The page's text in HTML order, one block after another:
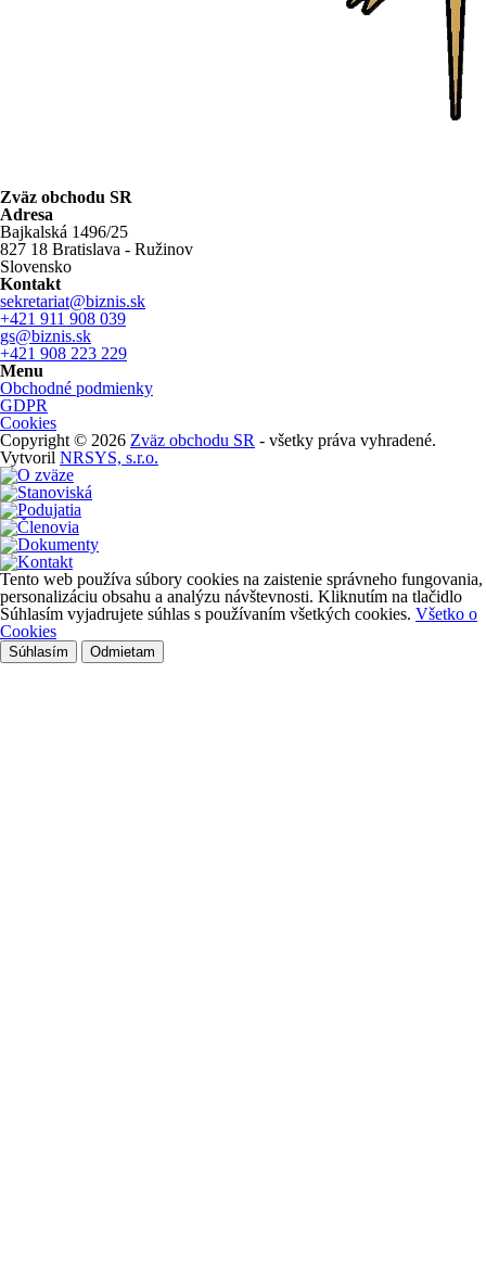
Zväz obchodu SR
Adresa
Bajkalská 1496/25
827 18 Bratislava - Ružinov
Slovensko
Kontakt
sekretariat@biznis.sk
+421 911 908 039
gs@biznis.sk
+421 908 223 229
Menu
Obchodné podmienky
GDPR
Cookies
Copyright © 2026 Zväz obchodu SR - všetky práva vyhradené.
Vytvoril NRSYS, s.r.o.
Tento web používa súbory cookies na zaistenie správneho fungovania,
personalizáciu obsahu a analýzu návštevnosti. Kliknutím na tlačidlo
Súhlasím vyjadrujete súhlas s používaním všetkých cookies. Všetko o
Cookies
Súhlasím Odmietam